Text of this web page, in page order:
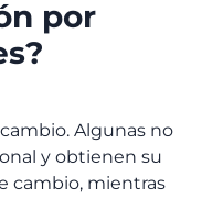
por
Algunas no
y obtienen su
cambio, mientras